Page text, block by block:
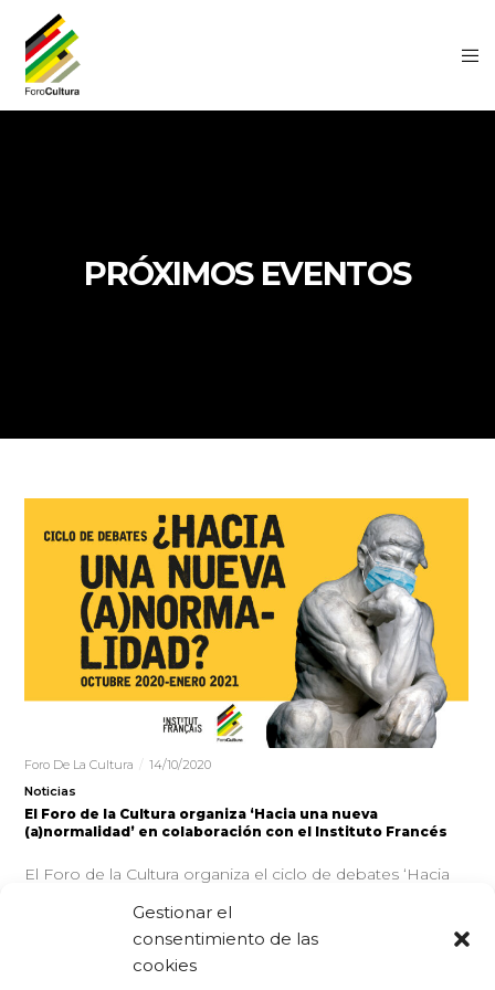
Gestionar el
consentimiento de las
cookies
PRÓXIMOS EVENTOS
Foro De La Cultura
14/10/2020
Noticias
El Foro de la Cultura organiza ‘Hacia una nueva
(a)normalidad’ en colaboración con el Instituto Francés
El Foro de la Cultura organiza el ciclo de debates ‘Hacia